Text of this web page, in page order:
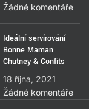
Žádné komentáře
Ideální servírování
Bonne Maman
Chutney & Confits
18 října, 2021
Žádné komentáře